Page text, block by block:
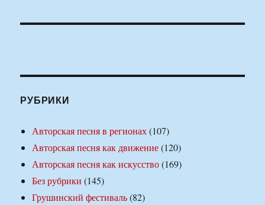
РУБРИКИ
Авторская песня в регионах(107)
Авторская песня как движение(120)
Авторская песня как искусство(169)
Без рубрики (145)
Грушинский фестиваль(82)